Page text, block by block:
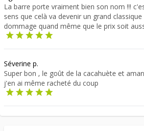
La barre porte vraiment bien son nom !!!
sens que celà va devenir un grand
dommage quand même que le prix soit
Séverine p.
Super bon , le goût de la cacahuète et
j'en ai même racheté du coup